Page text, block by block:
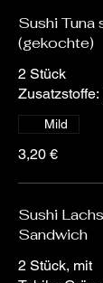
Sushi Tuna
(gekochte)
2 Stück
Zusatzstoffe:
3,20 €
Mild
Sushi Lachs
Sandwich
2 Stück, mit